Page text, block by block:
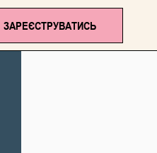
ЗАРЕЄСТРУВАТИСЬ